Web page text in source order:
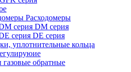
Расходомеры
DM серия
DE серия
уплотнительные кольца
обратные